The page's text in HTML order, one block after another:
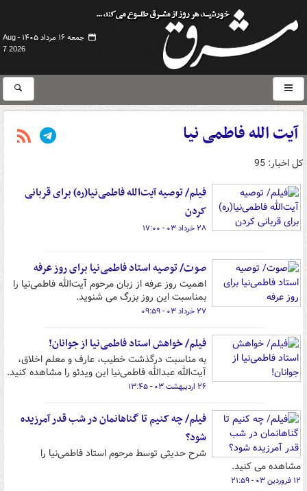
جمعه ۱۶ مرداد ۱۴۰۵ -
Aug
7 2026
آیت الله فاطمی نیا
کل اخبار: 95
فیلم/ توصیه آیت‌الله فاطمی‌نیا(ره) برای قربانی
کردن
۲۸ خرداد ۰۳ - ۱۷:۰۰
صوت/ توصیه استاد فاطمی‌نیا برای روز عرفه
اهمیت روز عرفه از زبان مرحوم آیت‌الله فاطمی‌نیا را
بمناسبت این روز بزرگ می شنوید.
۲۷ خرداد ۰۳ - ۰۹:۵۹
فیلم/ خواهش استاد فاطمی‌نیا از جوانان!
به مناسبت درگذشت خطیب، عارف و معلم اخلاق،
آیت‌الله عبدالله فاطمی‌نیا این ویدئو را مشاهده کنید.
۲۶ اردیبهشت ۰۳ - ۱۳:۴۵
فیلم/ چه کنیم تا گناهانمان در شب قدر آمرزیده
شود؟
شرح حدیثی توسط مرحوم استاد فاطمی‌نیا را
مشاهده می کنید.
۱۲ فروردین ۰۳ - ۲۱:۵۹